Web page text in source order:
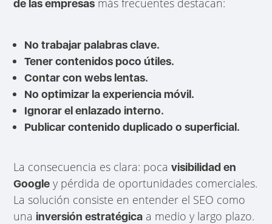
de las empresas más frecuentes destacan:
No trabajar palabras clave.
Tener contenidos poco útiles.
Contar con webs lentas.
No optimizar la experiencia móvil.
Ignorar el enlazado interno.
Publicar contenido duplicado o superficial.
La consecuencia es clara: pocavisibilidad en
Google y pérdida de oportunidades comerciales.
La solución consiste en entender el SEO como
una inversión estratégica a medio y largo plazo.